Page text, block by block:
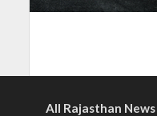
All Rajasthan News